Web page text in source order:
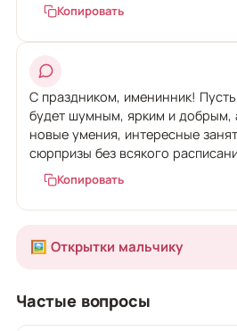
Копировать
С праздником, именинник!
будет шумным, ярким и добрым,
новые умения, интересные
сюрпризы без всякого
Копировать
🖼️ Открытки мальчику
Частые вопросы